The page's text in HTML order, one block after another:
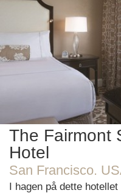
OK
The Fairmont
Hotel
San Francisco.
I hagen på dette hotellet